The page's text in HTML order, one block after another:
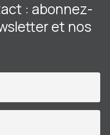
: abonnez-
et nos